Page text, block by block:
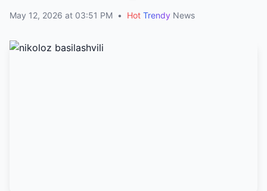
May 12, 2026 at 03:51 PM • Hot Trendy News